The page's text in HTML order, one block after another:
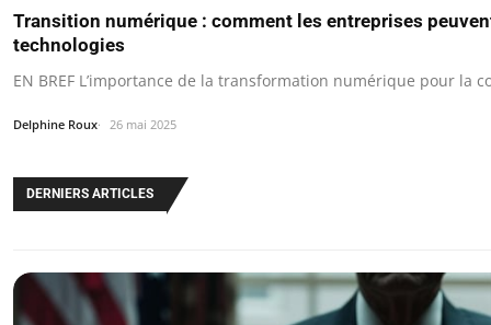
Transition numérique : comment les entreprises
technologies
EN BREF L’importance de la transformation numérique pour la
Delphine Roux 26 mai 2025
DERNIERS ARTICLES